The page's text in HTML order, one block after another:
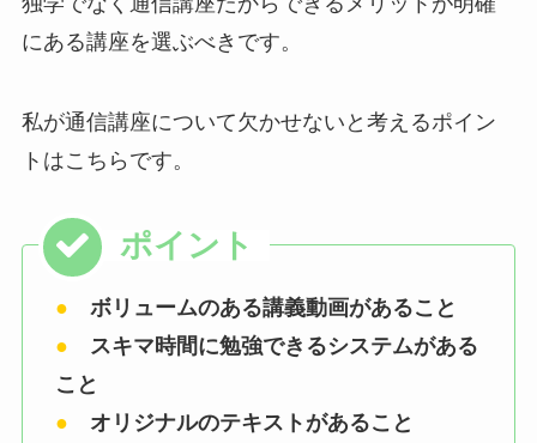
にある講座を選ぶべきです。
私が通信講座について欠かせないと考えるポイン
トはこちらです。
● ボリュームのある講義動画があること
● スキマ時間に勉強できるシステムがある
こと
● オリジナルのテキストがあること